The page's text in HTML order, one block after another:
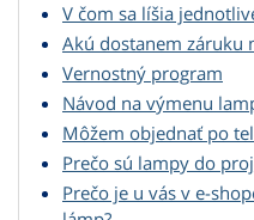
V čom sa líšia
Akú dostanem záruku
Vernostný program
Návod na výmenu
Môžem objednať po
Prečo sú lampy do
Prečo je u vás v e-